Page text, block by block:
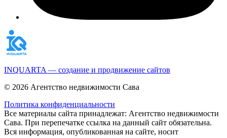
INQUARTA — создание и продвижение сайтов
© 2026 Агентство недвижимости Сава
Политика конфиденциальности
Все материалы сайта принадлежат: Агентство недвижимости
Сава. При перепечатке ссылка на данный сайт обязательна.
Вся информация, опубликованная на сайте, носит